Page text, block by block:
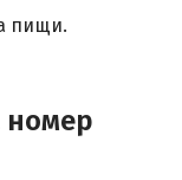
пищи.
номер